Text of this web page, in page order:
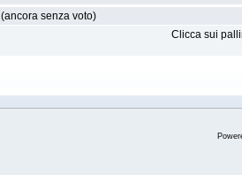
(ancora senza voto)
Clicca sui